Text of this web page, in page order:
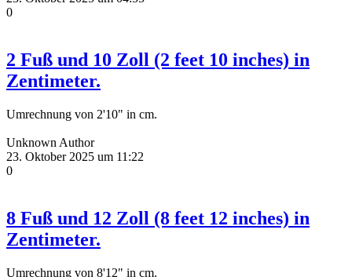
0
2 Fuß und 10 Zoll (2 feet 10 inches) in
Zentimeter.
Umrechnung von 2'10" in cm.
Unknown Author
23. Oktober 2025 um 11:22
0
8 Fuß und 12 Zoll (8 feet 12 inches) in
Zentimeter.
Umrechnung von 8'12" in cm.